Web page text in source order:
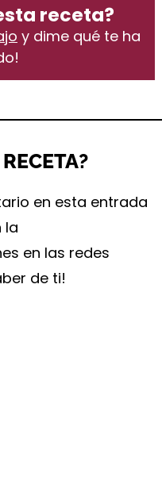
receta?
y dime qué te ha
en esta entrada
la
en las redes
de ti!